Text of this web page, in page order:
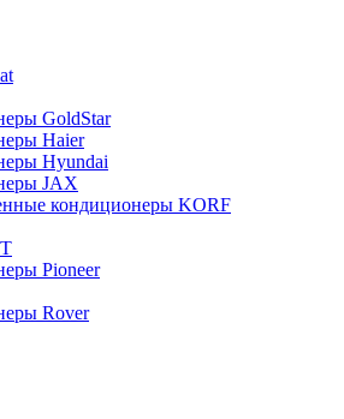
GoldStar
Haier
Hyundai
JAX
кондиционеры KORF
Pioneer
Rover